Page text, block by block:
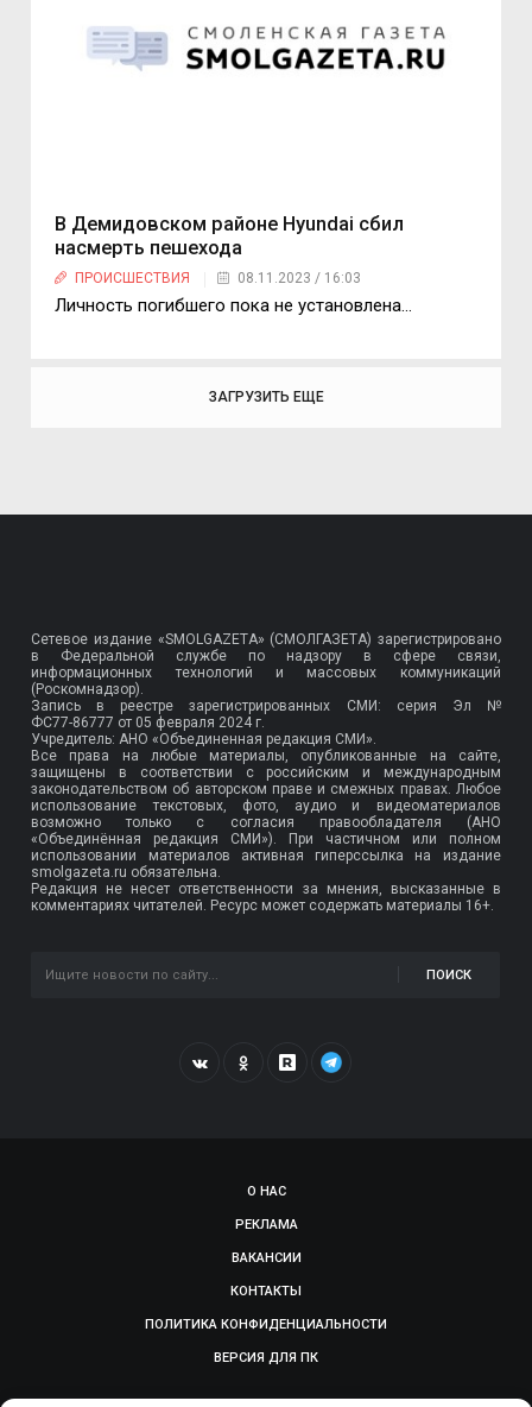
В Демидовском районе Hyundai сбил
насмерть пешехода
ПРОИСШЕСТВИЯ 08.11.2023 / 16:03
Личность погибшего пока не установлена…
ЗАГРУЗИТЬ ЕЩЕ
Сетевое издание «SMOLGAZETA» (СМОЛГАЗЕТА) зарегистрировано
в Федеральной службе по надзору в сфере связи,
информационных технологий и массовых коммуникаций
(Роскомнадзор).
Запись в реестре зарегистрированных СМИ: серия Эл №
ФС77-86777 от 05 февраля 2024 г.
Учредитель: АНО «Объединенная редакция СМИ».
Все права на любые материалы, опубликованные на сайте,
защищены в соответствии с российским и международным
законодательством об авторском праве и смежных правах. Любое
использование текстовых, фото, аудио и видеоматериалов
возможно только с согласия правообладателя (АНО
«Объединённая редакция СМИ»). При частичном или полном
использовании материалов активная гиперссылка на издание
smolgazeta.ru обязательна.
Редакция не несет ответственности за мнения, высказанные в
комментариях читателей. Ресурс может содержать материалы 16+.
ПОИСК
О НАС
РЕКЛАМА
ВАКАНСИИ
КОНТАКТЫ
ПОЛИТИКА КОНФИДЕНЦИАЛЬНОСТИ
ВЕРСИЯ ДЛЯ ПК